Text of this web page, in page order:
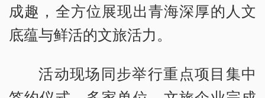
成趣，全方位展现出青海深厚的人文
底蕴与鲜活的文旅活力。
活动现场同步举行重点项目集中